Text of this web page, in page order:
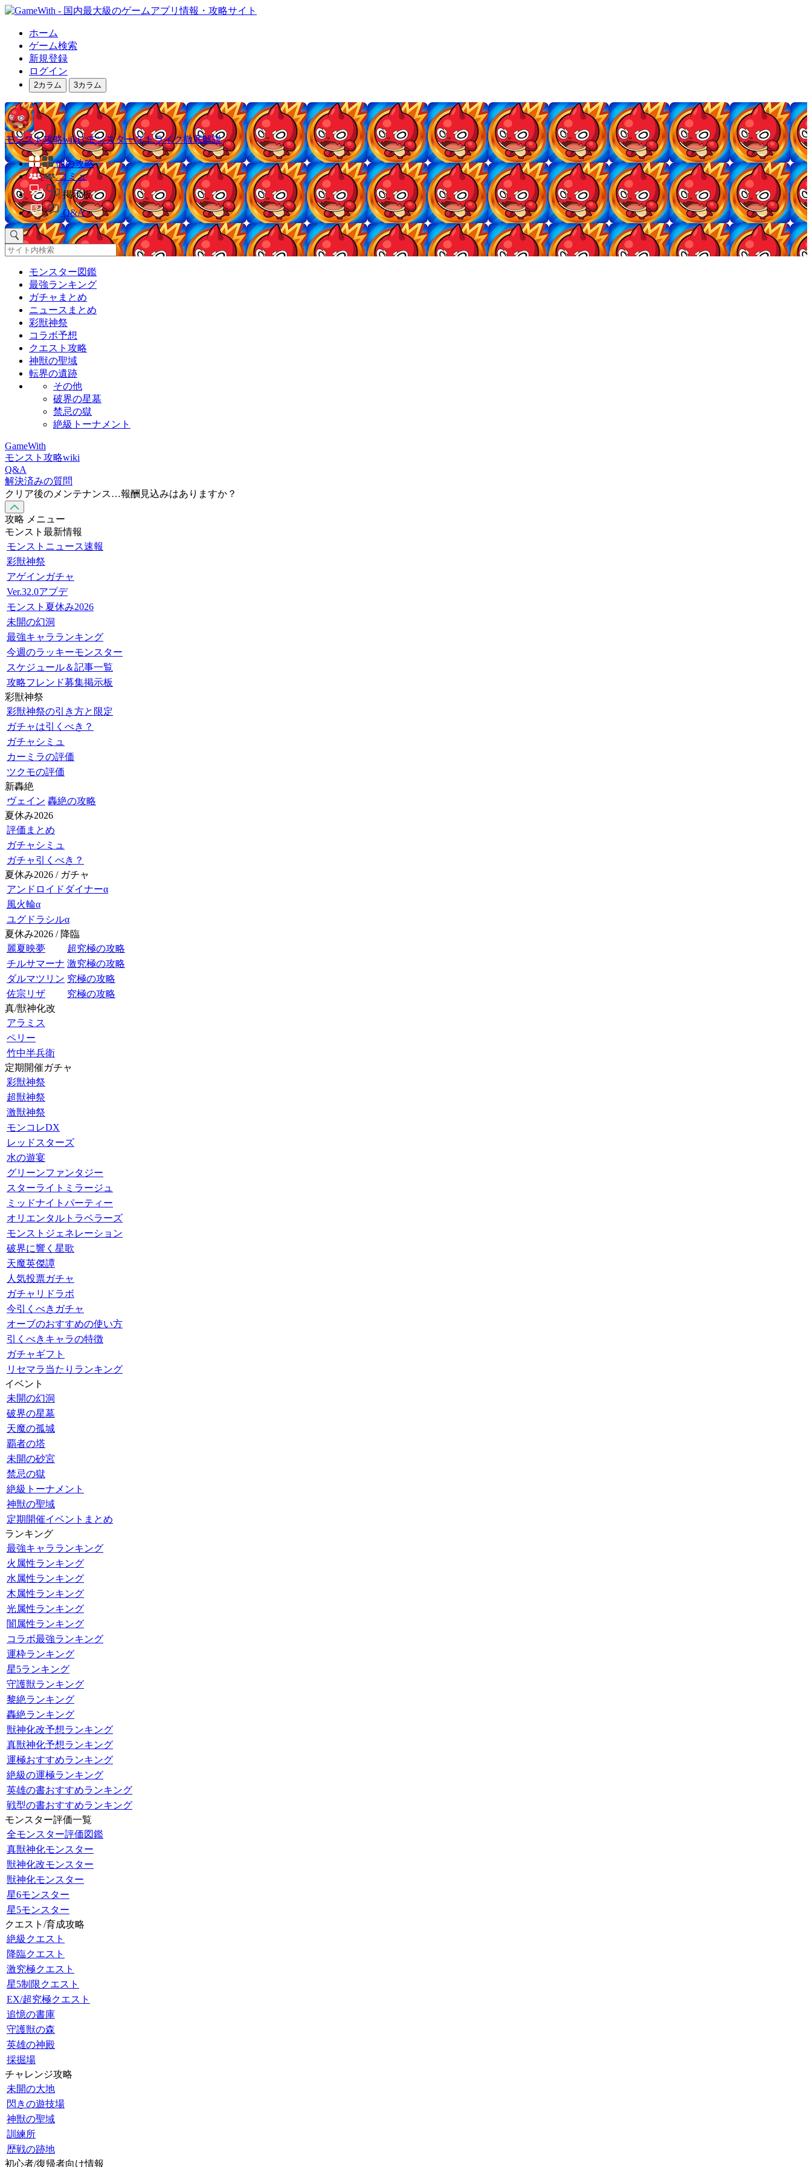
ホーム
ゲーム検索
新規登録
ログイン
2カラム 3カラム
モンスト攻略wiki | モンスターストライク徹底解説
他の攻略
コミュ
掲示板
Q&A
モンスター図鑑
最強ランキング
ガチャまとめ
ニュースまとめ
彩獣神祭
コラボ予想
クエスト攻略
神獣の聖域
転界の遺跡
その他
破界の星墓
禁忌の獄
絶級トーナメント
GameWith
モンスト攻略wiki
Q&A
解決済みの質問
クリア後のメンテナンス…報酬見込みはありますか？
攻略 メニュー
モンスト最新情報
モンストニュース速報
彩獣神祭
アゲインガチャ
Ver.32.0アプデ
モンスト夏休み2026
未開の幻洞
最強キャラランキング
今週のラッキーモンスター
スケジュール＆記事一覧
攻略フレンド募集掲示板
彩獣神祭
彩獣神祭の引き方と限定
ガチャは引くべき？
ガチャシミュ
カーミラの評価
ツクモの評価
新轟絶
ヴェイン 轟絶の攻略
夏休み2026
評価まとめ
ガチャシミュ
ガチャ引くべき？
夏休み2026 / ガチャ
アンドロイドダイナーα
風火輪α
ユグドラシルα
夏休み2026 / 降臨
麗夏映夢
超究極の攻略
チルサマーナ 激究極の攻略
ダルマツリン 究極の攻略
佐宗リザ
究極の攻略
真/獣神化改
アラミス
ペリー
竹中半兵衛
定期開催ガチャ
彩獣神祭
超獣神祭
激獣神祭
モンコレDX
レッドスターズ
水の遊宴
グリーンファンタジー
スターライトミラージュ
ミッドナイトパーティー
オリエンタルトラベラーズ
モンストジェネレーション
破界に響く星歌
天魔英傑譚
人気投票ガチャ
ガチャリドラボ
今引くべきガチャ
オーブのおすすめの使い方
引くべきキャラの特徴
ガチャギフト
リセマラ当たりランキング
イベント
未開の幻洞
破界の星墓
天魔の孤城
覇者の塔
未開の砂宮
禁忌の獄
絶級トーナメント
神獣の聖域
定期開催イベントまとめ
ランキング
最強キャラランキング
火属性ランキング
水属性ランキング
木属性ランキング
光属性ランキング
闇属性ランキング
コラボ最強ランキング
運枠ランキング
星5ランキング
守護獣ランキング
黎絶ランキング
轟絶ランキング
獣神化改予想ランキング
真獣神化予想ランキング
運極おすすめランキング
絶級の運極ランキング
英雄の書おすすめランキング
戦型の書おすすめランキング
モンスター評価一覧
全モンスター評価図鑑
真獣神化モンスター
獣神化改モンスター
獣神化モンスター
星6モンスター
星5モンスター
クエスト/育成攻略
絶級クエスト
降臨クエスト
激究極クエスト
星5制限クエスト
EX/超究極クエスト
追憶の書庫
守護獣の森
英雄の神殿
採掘場
チャレンジ攻略
未開の大地
閃きの遊技場
神獣の聖域
訓練所
歴戦の跡地
初心者/復帰者向け情報